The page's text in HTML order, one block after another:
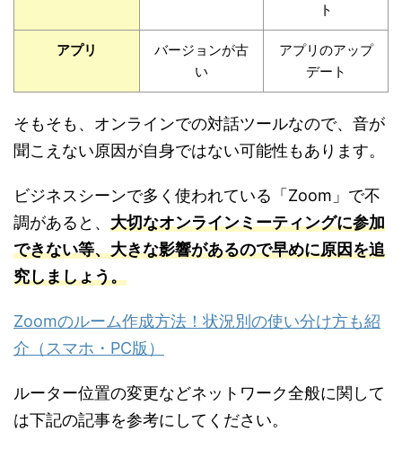
ト
アプリ
バージョンが古
い
アプリのアップ
デート
そもそも、オンラインでの対話ツールなので、音が
聞こえない原因が自身ではない可能性もあります。
ビジネスシーンで多く使われている「Zoom」で不
調があると、 大切なオンラインミーティングに参加
できない等、大きな影響があるので早めに原因を追
究しましょう。
Zoomのルーム作成方法！状況別の使い分け方も紹
介（スマホ・PC版）
ルーター位置の変更などネットワーク全般に関して
は下記の記事を参考にしてください。